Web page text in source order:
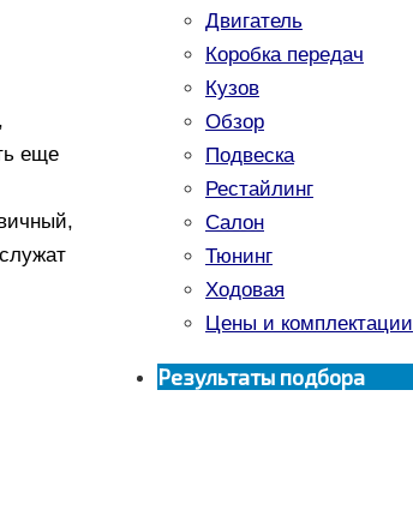
еще
Двигатель
Коробка передач
Кузов
Обзор
Подвеска
Рестайлинг
Салон
Тюнинг
Ходовая
Цены и комплектации
Результаты подбора